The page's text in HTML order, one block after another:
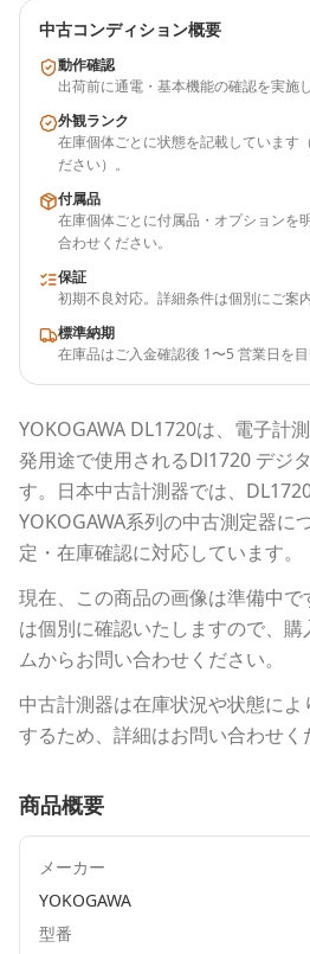
中古コンディション概要
動作確認
出荷前に通電・基本機能の確認を実施
外観ランク
在庫個体ごとに状態を記載しています
ださい）。
付属品
在庫個体ごとに付属品・オプションを
合わせください。
保証
初期不良対応。詳細条件は個別にご案
標準納期
在庫品はご入金確認後 1〜5 営業日を目
YOKOGAWA DL1720は、電子計
発用途で使用されるDl1720 デジ
す。 日本中古計測器では、
YOKOGAWA系列の中古測定器に
定・在庫確認に対応しています。
現在、この商品の画像は準備中
は個別に確認いたしますので、
ムからお問い合わせください。
中古計測器は在庫状況や状態に
するため、詳細はお問い合わせく
商品概要
メーカー
YOKOGAWA
型番